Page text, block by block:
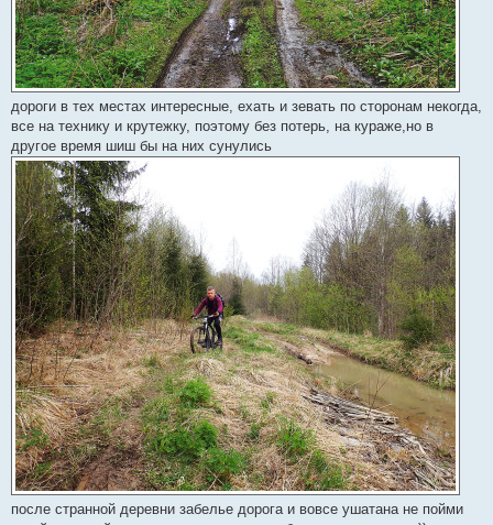
дороги в тех местах интересные, ехать и зевать по сторонам некогда,
все на технику и крутежку, поэтому без потерь, на кураже,но в
другое время шиш бы на них сунулись
после странной деревни забелье дорога и вовсе ушатана не пойми